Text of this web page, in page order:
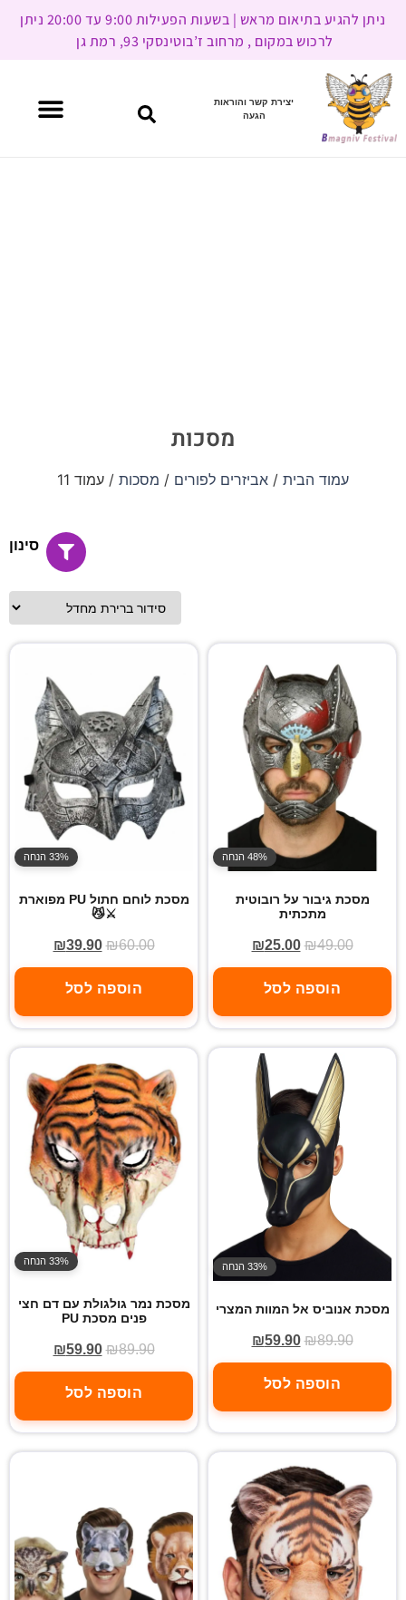
ניתן להגיע בתיאום מראש | בשעות הפעילות 9:00 עד 20:00 ניתן
לרכוש במקום , מרחוב ז’בוטינסקי 93, רמת גן
יצירת קשר והוראות
הגעה
מסכות
עמוד הבית / אביזרים לפורים / מסכות / עמוד 11
סינון
48% הנחה
מסכת גיבור על רובוטית
מתכתית
₪49.00
₪25.00
הוספה לסל
33% הנחה
מסכת לוחם חתול PU מפוארת
⚔️😼
₪60.00
₪39.90
הוספה לסל
33% הנחה
מסכת אנוביס אל המוות המצרי
₪89.90
₪59.90
הוספה לסל
33% הנחה
מסכת נמר גולגולת עם דם חצי
פנים מסכת PU
₪89.90
₪59.90
הוספה לסל